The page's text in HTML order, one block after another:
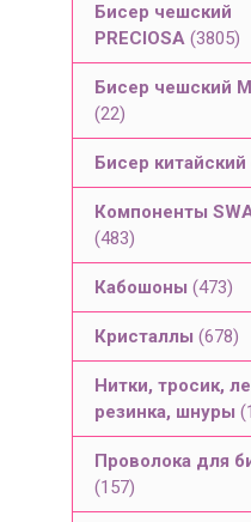
Бисер чешский
PRECIOSA (3805)
Бисер чешский
(22)
Бисер китайский
Компоненты
(483)
Кабошоны (473)
Кристаллы (678)
Нитки, тросик,
резинка, шнуры
Проволока для
(157)